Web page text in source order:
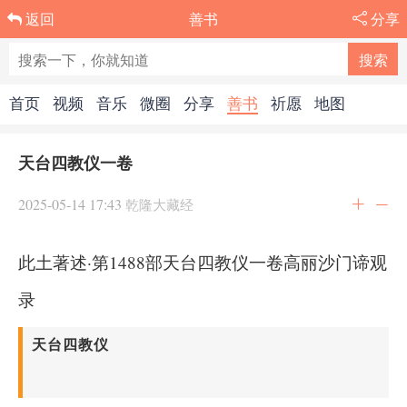
返回 善书 分享
首页 视频 音乐 微圈 分享 善书 祈愿 地图
天台四教仪一卷
2025-05-14 17:43 乾隆大藏经
此土著述·第1488部天台四教仪一卷高丽沙门谛观
录
天台四教仪